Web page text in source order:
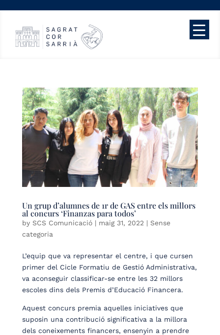
Un grup d’alumnes de 1r de GAS entre els millors
al concurs ‘Finanzas para todos’
by SCS Comunicació| maig 31, 2022 | Sense
categoria
L’equip que va representar el centre, i que cursen
primer del Cicle Formatiu de Gestió Administrativa,
va aconseguir classificar-se entre les 32 millors
escoles dins dels Premis d’Educació Financera.
Aquest concurs premia aquelles iniciatives que
suposin una contribució significativa a la millora
dels coneixements financers, ensenyin a prendre